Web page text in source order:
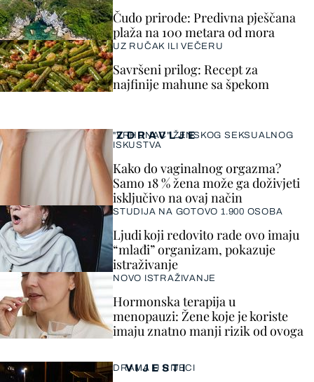
VIJESTI
DRAMA U RIJECI
ZDRAVLJE
"VRHUNAC" ŽENSKOG SEKSUALNOG
ISKUSTVA
Kako do vaginalnog orgazma?
Samo 18 % žena može ga doživjeti
isključivo na ovaj način
STUDIJA NA GOTOVO 1.900 OSOBA
Ljudi koji redovito rade ovo imaju
“mlađi” organizam, pokazuje
istraživanje
NOVO ISTRAŽIVANJE
Hormonska terapija u
menopauzi: Žene koje je koriste
imaju znatno manji rizik od ovoga
Čudo prirode: Predivna pješčana
plaža na 100 metara od mora
UZ RUČAK ILI VEČERU
Savršeni prilog: Recept za
najfinije mahune sa špekom